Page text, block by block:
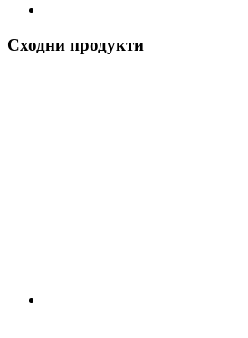
Сходни продукти